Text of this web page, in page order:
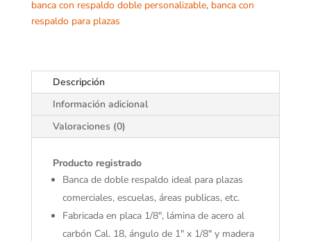
banca con respaldo doble personalizable, banca con
respaldo para plazas
Descripción
Información adicional
Valoraciones (0)
Producto registrado
Banca de doble respaldo ideal para plazas
comerciales, escuelas, áreas publicas, etc.
Fabricada en placa 1/8″, lámina de acero al
carbón Cal. 18, ángulo de 1″ x 1/8″ y madera